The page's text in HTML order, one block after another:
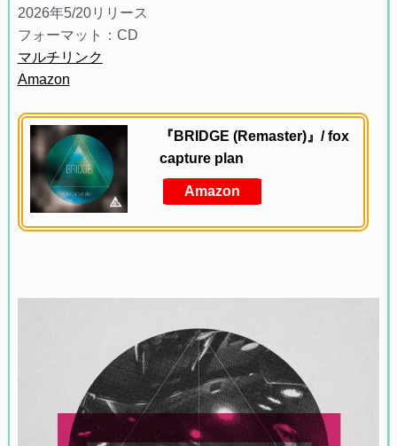
2026年5/20リリース
フォーマット：CD
マルチリンク
Amazon
『BRIDGE (Remaster)』/ fox
capture plan
Amazon